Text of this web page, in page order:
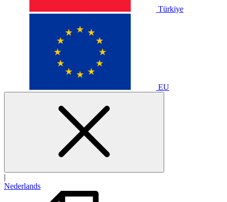
Türkiye
EU
|
Nederlands